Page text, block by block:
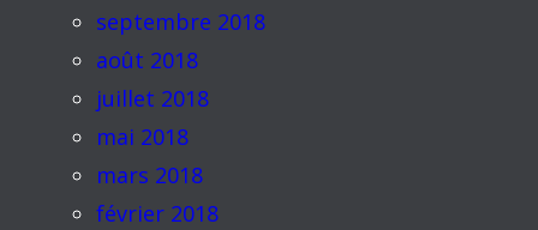
septembre 2018
août 2018
juillet 2018
mai 2018
mars 2018
février 2018